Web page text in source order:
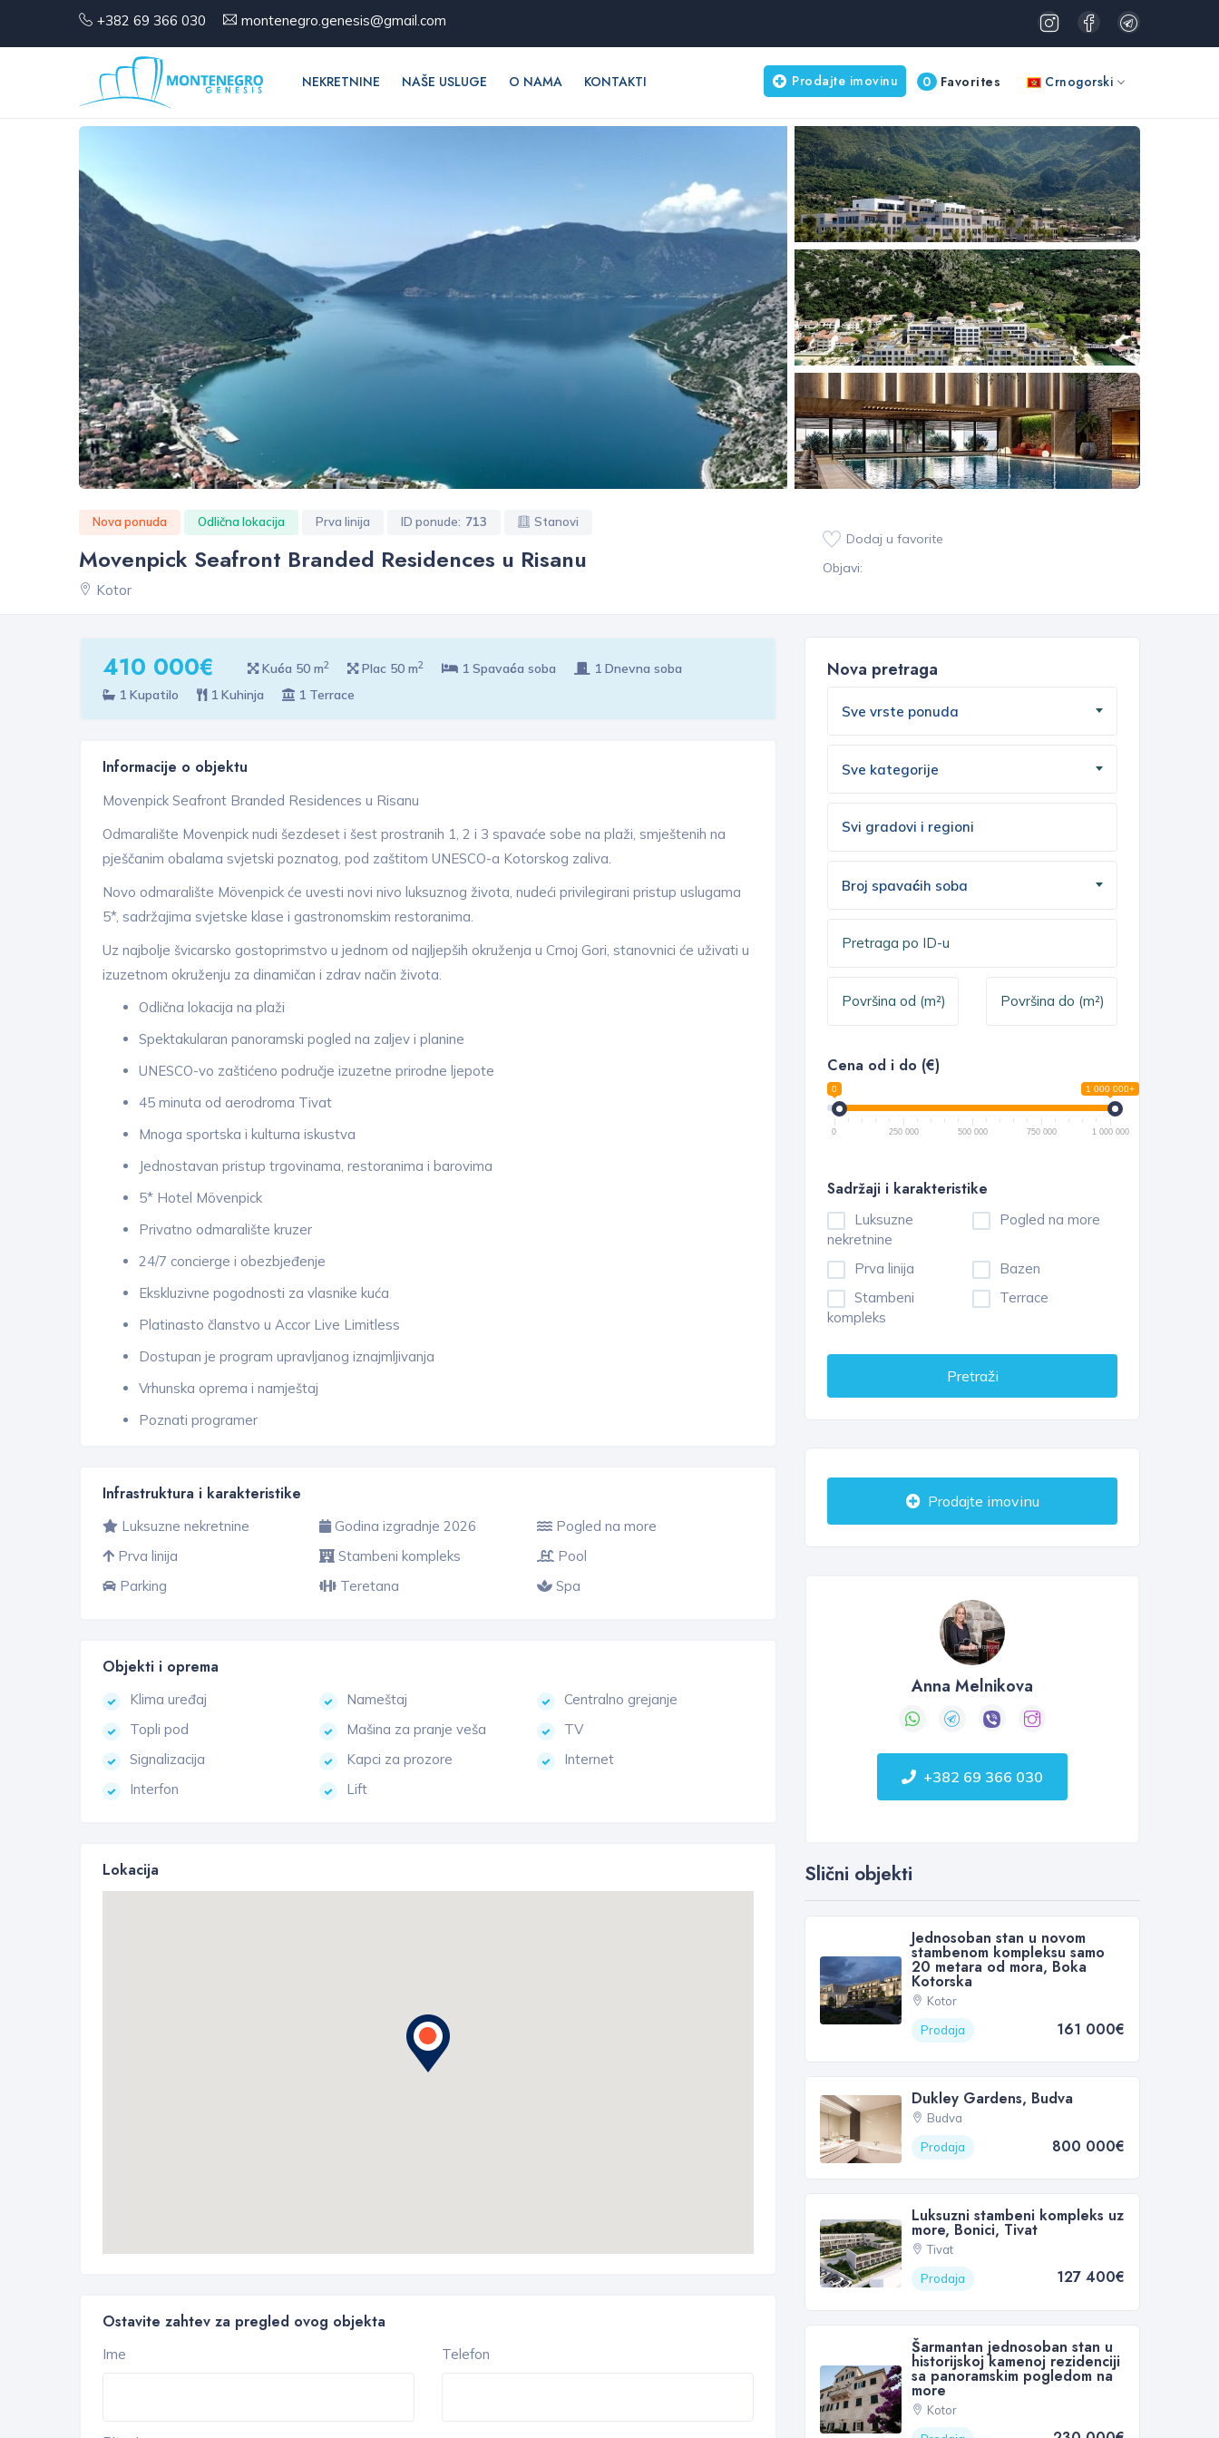
+382 69 366 030 montenegro.genesis@gmail.com
NEKRETNINE NAŠE USLUGE O NAMA KONTAKTI 0 Favorites Crnogorski
Prodajte imovinu
Nova ponuda Odlična lokacija Prva linija ID ponude: 713 Stanovi
Movenpick Seafront Branded Residences u Risanu
Kotor
Dodaj u favorite
Objavi:
410 000€ Kuća 50 m2 Plac 50 m2 1 Spavaća soba
1 Dnevna soba
1 Kupatilo
1 Kuhinja 1 Terrace
Informacije o objektu
Movenpick Seafront Branded Residences u Risanu
Odmaralište Movenpick nudi šezdeset i šest prostranih 1, 2 i 3 spavaće sobe na plaži, smještenih na
pješčanim obalama svjetski poznatog, pod zaštitom UNESCO-a Kotorskog zaliva.
Novo odmaralište Mövenpick će uvesti novi nivo luksuznog života, nudeći privilegirani pristup uslugama
5*, sadržajima svjetske klase i gastronomskim restoranima.
Uz najbolje švicarsko gostoprimstvo u jednom od najljepših okruženja u Crnoj Gori, stanovnici će uživati u
izuzetnom okruženju za dinamičan i zdrav način života.
Odlična lokacija na plaži
Spektakularan panoramski pogled na zaljev i planine
UNESCO-vo zaštićeno područje izuzetne prirodne ljepote
45 minuta od aerodroma Tivat
Mnoga sportska i kulturna iskustva
Jednostavan pristup trgovinama, restoranima i barovima
5* Hotel Mövenpick
Privatno odmaralište kruzer
24/7 concierge i obezbjeđenje
Ekskluzivne pogodnosti za vlasnike kuća
Platinasto članstvo u Accor Live Limitless
Dostupan je program upravljanog iznajmljivanja
Vrhunska oprema i namještaj
Poznati programer
Infrastruktura i karakteristike
Luksuzne nekretnine Godina izgradnje 2026
Pogled na more
Prva linija
Stambeni kompleks
Pool
Parking
Teretana Spa
Objekti i oprema
Klima uređaj Nameštaj
Centralno grejanje
Topli pod
Mašina za pranje veša
TV
Signalizacija
Kapci za prozore
Internet
Interfon
Lift
Lokacija
Ostavite zahtev za pregled ovog objekta
Ime Telefon
Nova pretraga
Sve vrste ponuda
Sve kategorije
Broj spavaćih soba
Cena od i do (€)
0 1 000 000+
0 250 000 500 000 750 000 1 000 000
Sadržaji i karakteristike
Luksuzne
nekretnine
Pogled na more
Prva linija
Bazen
Stambeni
kompleks
Terrace
Pretraži
Prodajte imovinu
Anna Melnikova
+382 69 366 030
Slični objekti
Jednosoban stan u novom
stambenom kompleksu samo
20 metara od mora, Boka
Kotorska
Kotor
Prodaja
161 000€
Dukley Gardens, Budva
Budva
Prodaja
800 000€
Luksuzni stambeni kompleks uz
more, Bonici, Tivat
Tivat
Prodaja
127 400€
Šarmantan jednosoban stan u
historijskoj kamenoj rezidenciji
sa panoramskim pogledom na
more
Kotor